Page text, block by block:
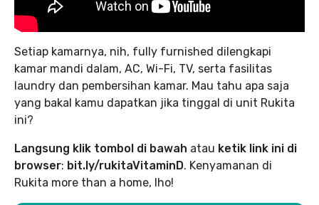
Setiap kamarnya, nih, fully furnished dilengkapi
kamar mandi dalam, AC, Wi-Fi, TV, serta fasilitas
laundry dan pembersihan kamar. Mau tahu apa saja
yang bakal kamu dapatkan jika tinggal di unit Rukita
ini?
Langsung klik tombol di bawah atau ketik link ini di
browser: bit.ly/rukitaVitaminD. Kenyamanan di
Rukita more than a home, lho!